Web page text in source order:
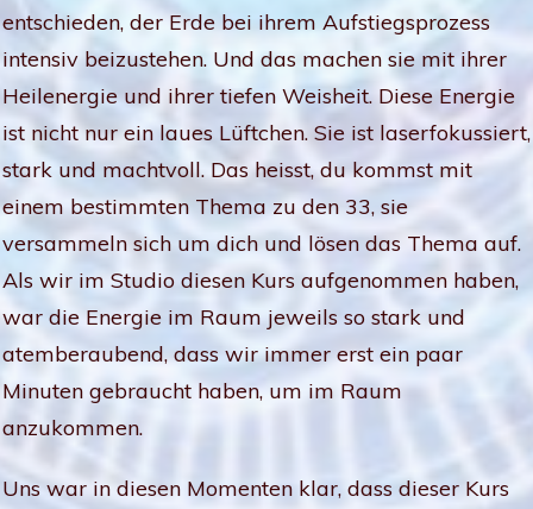
entschieden, der Erde bei ihrem Aufstiegsprozess
intensiv beizustehen. Und das machen sie mit ihrer
Heilenergie und ihrer tiefen Weisheit. Diese Energie
ist nicht nur ein laues Lüftchen. Sie ist laserfokussiert,
stark und machtvoll. Das heisst, du kommst mit
einem bestimmten Thema zu den 33, sie
versammeln sich um dich und lösen das Thema auf.
Als wir im Studio diesen Kurs aufgenommen haben,
war die Energie im Raum jeweils so stark und
atemberaubend, dass wir immer erst ein paar
Minuten gebraucht haben, um im Raum
anzukommen.
Uns war in diesen Momenten klar, dass dieser Kurs